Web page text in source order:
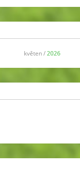
květen /2026